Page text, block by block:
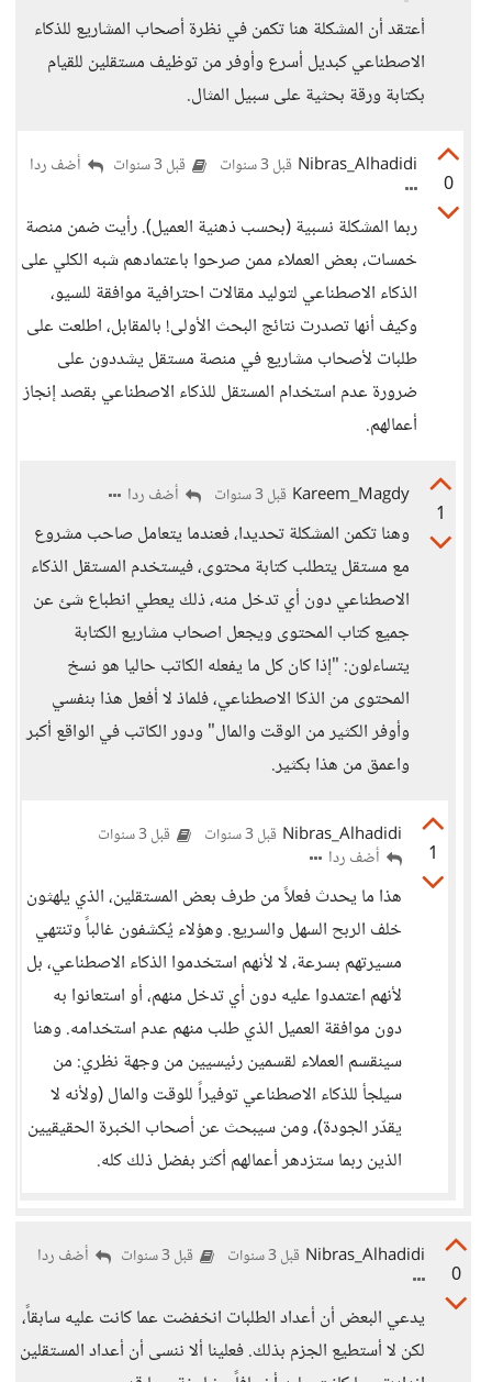
أعتقد أن المشكلة هنا تكمن في نظرة أصحاب المشاريع للذكاء
الاصطناعي كبديل أسرع وأوفر من توظيف مستقلين للقيام
بكتابة ورقة بحثية على سبيل المثال.
0
Nibras_Alhadidi قبل 3 سنوات قبل 3 سنوات أضف ردا
ربما المشكلة نسبية (بحسب ذهنية العميل). رأيت ضمن منصة
خمسات، بعض العملاء ممن صرحوا باعتمادهم شبه الكلي على
الذكاء الاصطناعي لتوليد مقالات احترافية موافقة للسيو،
وكيف أنها تصدرت نتائج البحث الأولى! بالمقابل، اطلعت على
طلبات لأصحاب مشاريع في منصة مستقل يشددون على
ضرورة عدم استخدام المستقل للذكاء الاصطناعي بقصد إنجاز
أعمالهم.
1
Kareem_Magdy قبل 3 سنوات أضف ردا
وهنا تكمن المشكلة تحديدا، فعندما يتعامل صاحب مشروع
مع مستقل يتطلب كتابة محتوى، فيستخدم المستقل الذكاء
الاصطناعي دون أي تدخل منه، ذلك يعطي انطباع شئ عن
جميع كتاب المحتوى ويجعل اصحاب مشاريع الكتابة
يتساءلون: "إذا كان كل ما يفعله الكاتب حاليا هو نسخ
المحتوى من الذكا الاصطناعي، فلماذ لا أفعل هذا بنفسي
وأوفر الكثير من الوقت والمال" ودور الكاتب في الواقع أكبر
واعمق من هذا بكثير.
1
Nibras_Alhadidi قبل 3 سنوات قبل 3 سنوات
أضف ردا
هذا ما يحدث فعلاً من طرف بعض المستقلين، الذي يلهثون
خلف الربح السهل والسريع. وهؤلاء يُكشفون غالباً وتنتهي
مسيرتهم بسرعة، لا لأنهم استخدموا الذكاء الاصطناعي، بل
لأنهم اعتمدوا عليه دون أي تدخل منهم، أو استعانوا به
دون موافقة العميل الذي طلب منهم عدم استخدامه. وهنا
سينقسم العملاء لقسمين رئيسيين من وجهة نظري: من
سيلجأ للذكاء الاصطناعي توفيراً للوقت والمال (ولأنه لا
يقدّر الجودة)، ومن سيبحث عن أصحاب الخبرة الحقيقيين
الذين ربما ستزدهر أعمالهم أكثر بفضل ذلك كله.
0
Nibras_Alhadidi قبل 3 سنوات قبل 3 سنوات أضف ردا
يدعي البعض أن أعداد الطلبات انخفضت عما كانت عليه سابقاً،
لكن لا أستطيع الجزم بذلك. فعلينا ألا ننسى أن أعداد المستقلين